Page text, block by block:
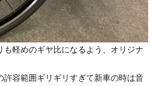
も軽めのギヤ比になるよう、オリジナ
許容範囲ギリギリすぎて新車の時は音